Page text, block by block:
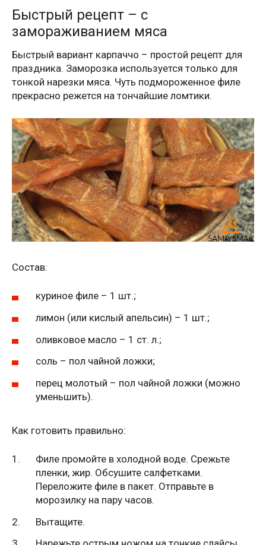
Быстрый рецепт – с
замораживанием мяса
Быстрый вариант карпаччо – простой рецепт для
праздника. Заморозка используется только для
тонкой нарезки мяса. Чуть подмороженное филе
прекрасно режется на тончайшие ломтики.
Состав:
куриное филе – 1 шт.;
лимон (или кислый апельсин) – 1 шт.;
оливковое масло – 1 ст. л.;
соль – пол чайной ложки;
перец молотый – пол чайной ложки (можно
уменьшить).
Как готовить правильно:
Филе промойте в холодной воде. Срежьте
пленки, жир. Обсушите салфетками.
Переложите филе в пакет. Отправьте в
морозилку на пару часов.
Вытащите.